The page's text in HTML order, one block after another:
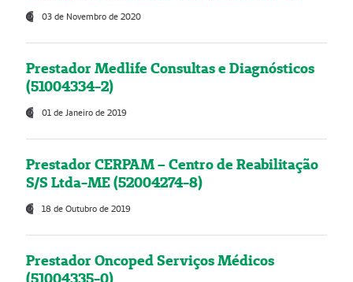
03 de Novembro de 2020
Prestador Medlife Consultas e Diagnósticos
(51004334-2)
01 de Janeiro de 2019
Prestador CERPAM – Centro de Reabilitação
S/S Ltda-ME (52004274-8)
18 de Outubro de 2019
Prestador Oncoped Serviços Médicos
(51004335-0)